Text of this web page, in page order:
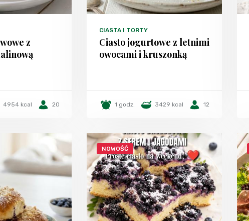
z
4954 kcal 20
CIASTA I TORTY
Ciasto jogurtowe z letnimi
owocami i kruszonką
1 godz. 3429 kcal 12
NOWOŚĆ